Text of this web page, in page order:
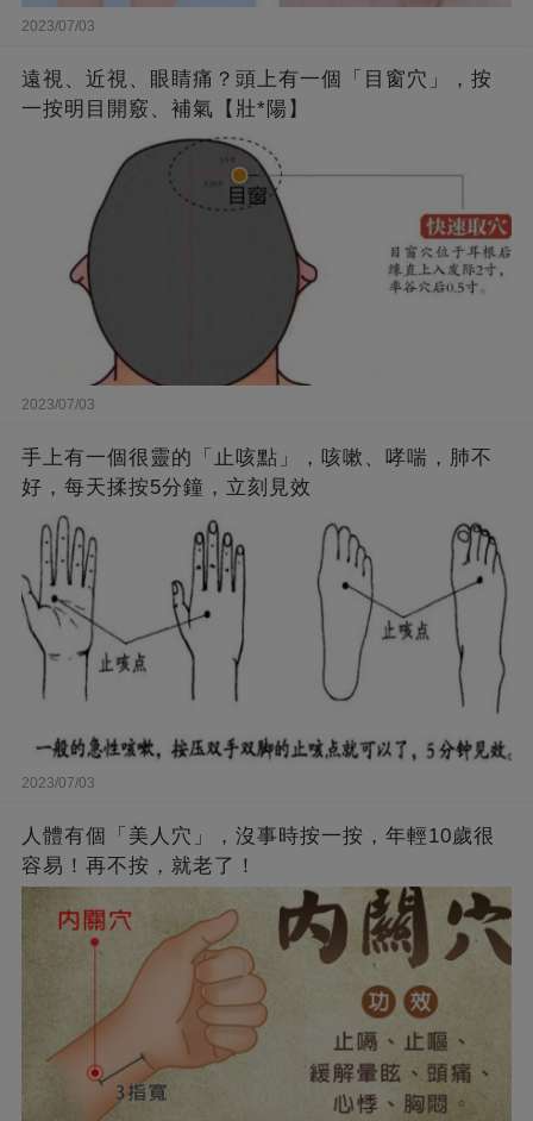
2023/07/03
遠視、近視、眼睛痛？頭上有一個「目窗穴」，按
一按明目開竅、補氣【壯*陽】
2023/07/03
手上有一個很靈的「止咳點」，咳嗽、哮喘，肺不
好，每天揉按5分鐘，立刻見效
2023/07/03
人體有個「美人穴」，沒事時按一按，年輕10歲很
容易！再不按，就老了！